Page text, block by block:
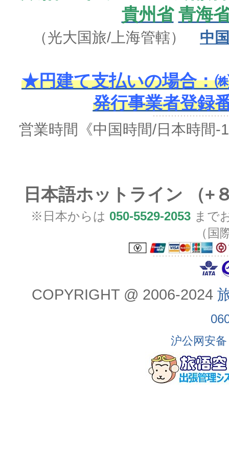
貴州省 青海
（光大国旅/上海管轄） 中
★円建て支払いの場合：
発行事業者登録
営業時間 《中国時間/日本時間-
日本語ホットライン （+
※日本からは 050-5529-2053 まで
（国
COPYRIGHT @ 2006-2024
沪公网安